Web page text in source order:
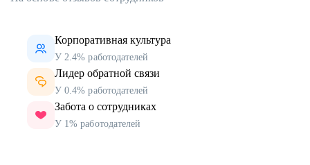
Корпоративная культура
У 2.4% работодателей
Лидер обратной связи
У 0.4% работодателей
Забота о сотрудниках
У 1% работодателей